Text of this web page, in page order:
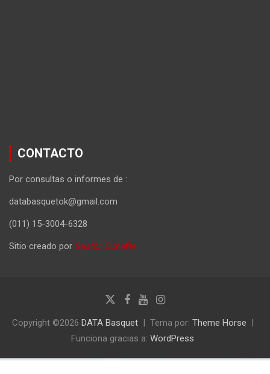
CONTACTO
Por consultas o informes de :
databasquetok@gmail.com
(011) 15-3004-6328
Sitio creado por Gastón Schafer
Copyright ©2026 DATA Basquet Tema por: Theme Horse
Funciona gracias a: WordPress